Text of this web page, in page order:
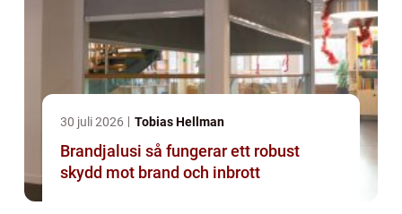
30 juli 2026 Tobias Hellman
Brandjalusi så fungerar ett robust
skydd mot brand och inbrott